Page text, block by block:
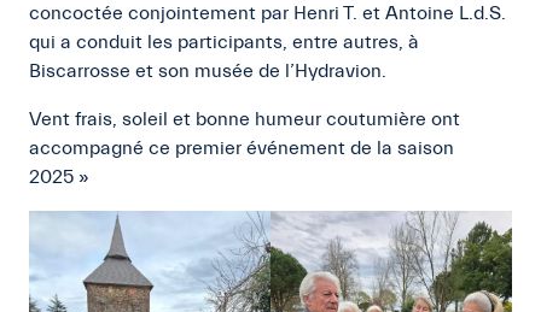
concoctée conjointement par Henri T. et Antoine L.d.S.
qui a conduit les participants, entre autres, à
Biscarrosse et son musée de l’Hydravion.
Vent frais, soleil et bonne humeur coutumière ont
accompagné ce premier événement de la saison
2025 »